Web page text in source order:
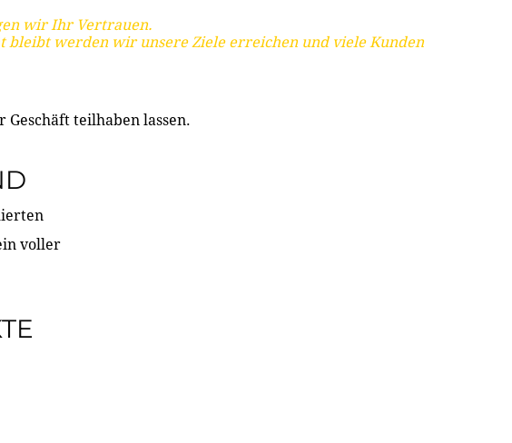
wir Ihr Vertrauen.
bleibt werden wir unsere Ziele erreichen und viele Kunden
teilhaben lassen.
voller